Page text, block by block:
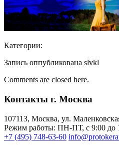
Категории:
Запись оппубликована slvkl
Comments are closed here.
Контакты г. Москва
107113, Moсква, ул.
Режим работы: ПН-ПТ, с 9:00 до
+7 (495) 748-63-60